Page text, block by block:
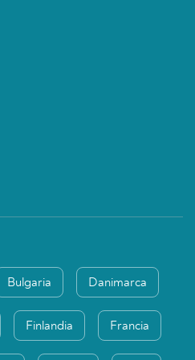
Bulgaria Danimarca
Finlandia Francia